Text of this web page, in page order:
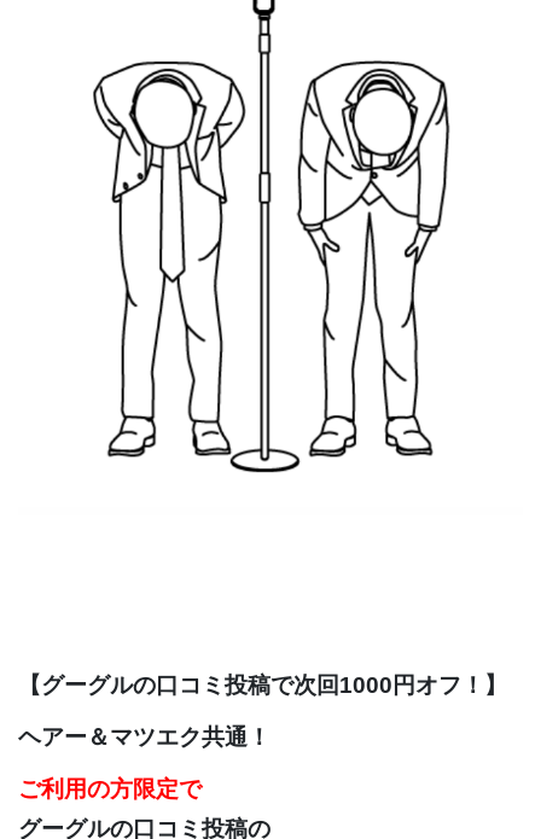
【グーグルの口コミ投稿で次回1000円オフ！】
ヘアー＆マツエク共通！
ご利用の方限定で
グーグルの口コミ投稿の